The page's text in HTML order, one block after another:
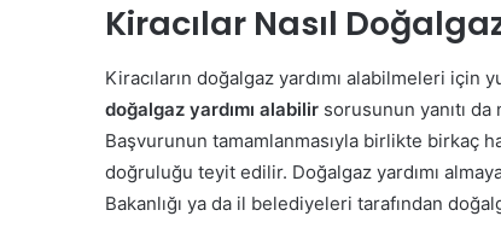
Kiracılar Nasıl
Kiracıların doğalgaz yardımı alabilmeleri
doğalgaz yardımı alabilir sorusunun yanıtı
Başvurunun tamamlanmasıyla birlikte birkaç
doğruluğu teyit edilir. Doğalgaz yardımı
Bakanlığı ya da il belediyeleri tarafından